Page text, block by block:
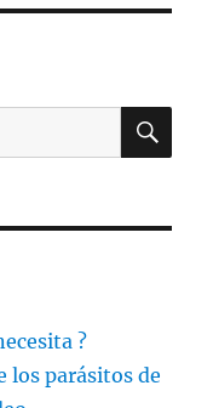
?
los parásitos de